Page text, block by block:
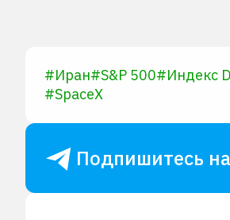
#Иран#S&P 500#Индекс
#SpaceX
Подпишитесь